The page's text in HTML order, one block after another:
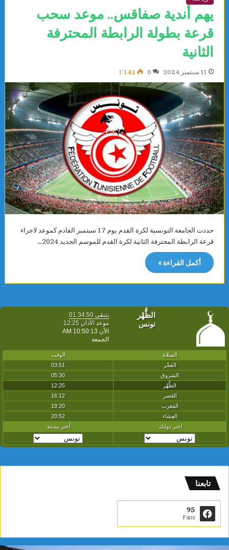
يهم أندية صفاقس.. موعد سحب
قرعة بطولة الرابطة المحترفة
الثانية
11 سبتمبر 2024 0 1٬142
حددت الجامعة التونسية لكرة القدم يوم 17 سبتمبر القادم كموعد لاجراء
قرعة الرابطة المحترفة الثانية لكرة القدم للموسم الجديد 2024…
أكمل القراءة »
تابعنا
95
Fans